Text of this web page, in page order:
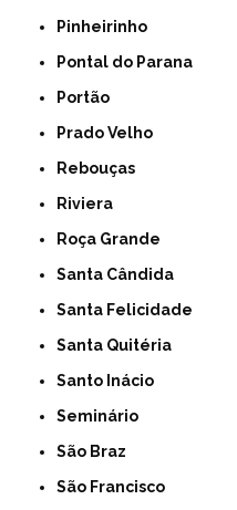
Pinheirinho
Pontal do Parana
Portão
Prado Velho
Rebouças
Riviera
Roça Grande
Santa Cândida
Santa Felicidade
Santa Quitéria
Santo Inácio
Seminário
São Braz
São Francisco